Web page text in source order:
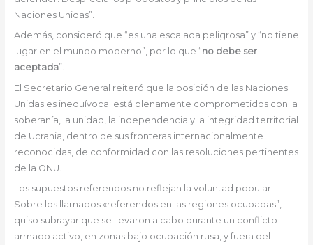
Naciones Unidas”.
Además, consideró que “es una escalada peligrosa” y “no tiene
lugar en el mundo moderno”, por lo que “no debe ser
aceptada”.
El Secretario General reiteró que la posición de las Naciones
Unidas es inequívoca: está plenamente comprometidos con la
soberanía, la unidad, la independencia y la integridad territorial
de Ucrania, dentro de sus fronteras internacionalmente
reconocidas, de conformidad con las resoluciones pertinentes
de la ONU.
Los supuestos referendos no reflejan la voluntad popular
Sobre los llamados «referendos en las regiones ocupadas”,
quiso subrayar que se llevaron a cabo durante un conflicto
armado activo, en zonas bajo ocupación rusa, y fuera del